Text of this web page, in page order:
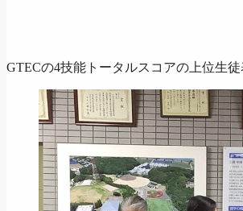
GTECの4技能トータルスコアの上位生徒